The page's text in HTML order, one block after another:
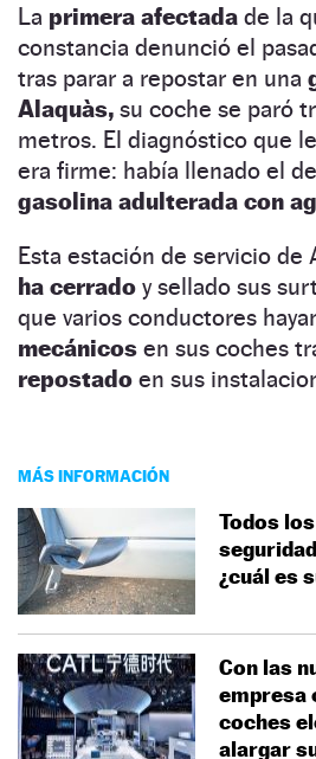
La primera afectada de la
constancia denunció el
tras parar a repostar en una
Alaquàs, su coche se paró
metros. El diagnóstico que
era firme: había llenado el
gasolina adulterada con
Esta estación de servicio de
ha cerrado y sellado sus
que varios conductores
mecánicos en sus coches
repostado en sus
MÁS INFORMACIÓN
Todos
¿cuál es
Con las
empresa
coches
alargar